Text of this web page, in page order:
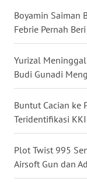
Boyamin Saiman
Febrie Pernah
Yurizal
Budi Gunadi
Buntut Cacian ke
Teridentifikasi
Plot Twist 995
Airsoft Gun dan
KALBAR
WN
KALTENG
WN
KALTARA
WN
KALSEL
WN